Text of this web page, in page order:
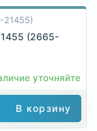
21455)
(2665-
уточняйте
В корзину